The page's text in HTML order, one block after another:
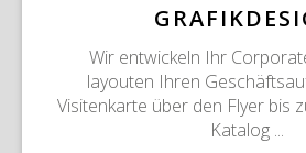
Wir entwickeln Ihr
layouten Ihren
Visitenkarte über den Flyer bis
Katalog ...